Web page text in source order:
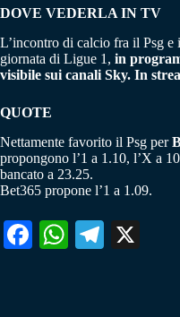
DOVE VEDERLA IN TV
L’incontro di calcio fra il Psg e
giornata di Ligue 1, in
visibile sui canali Sky. In
QUOTE
Nettamente favorito il Psg per
propongono l’1 a 1.10, l’X a
bancato a 23.25.
Bet365 propone l’1 a 1.09.
Fa W
Te